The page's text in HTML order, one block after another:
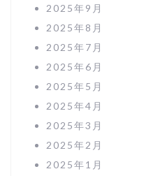
2025年9月
2025年8月
2025年7月
2025年6月
2025年5月
2025年4月
2025年3月
2025年2月
2025年1月